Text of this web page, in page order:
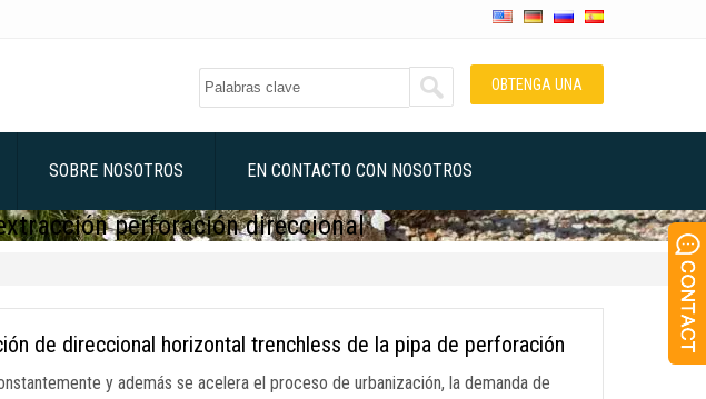
OBTENGA UNA
SOBRE NOSOTROS EN CONTACTO CON NOSOTROS
perforación direccional
de direccional horizontal trenchless de la pipa de perforación
y además se acelera el proceso de urbanización, la demanda de